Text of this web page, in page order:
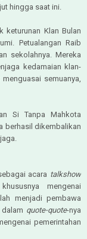
hingga saat ini.
keturunan Klan Bulan
Petualangan Raib
sekolahnya. Mereka
kedamaian klan-
semuanya,
Si Tanpa Mahkota
berhasil dikembalikan
acara talkshow
mengenai
menjadi pembawa
quote-quote-nya
pemerintahan